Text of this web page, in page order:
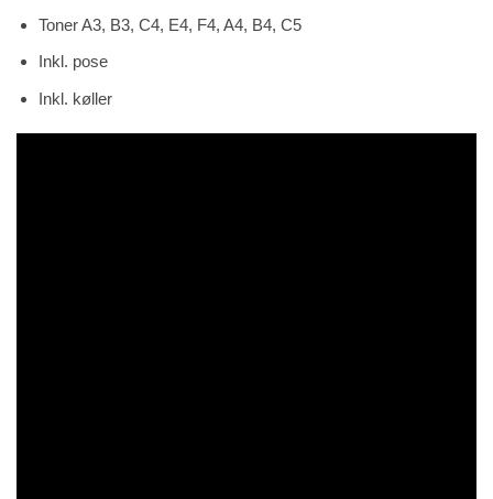
Toner A3, B3, C4, E4, F4, A4, B4, C5
Inkl. pose
Inkl. køller